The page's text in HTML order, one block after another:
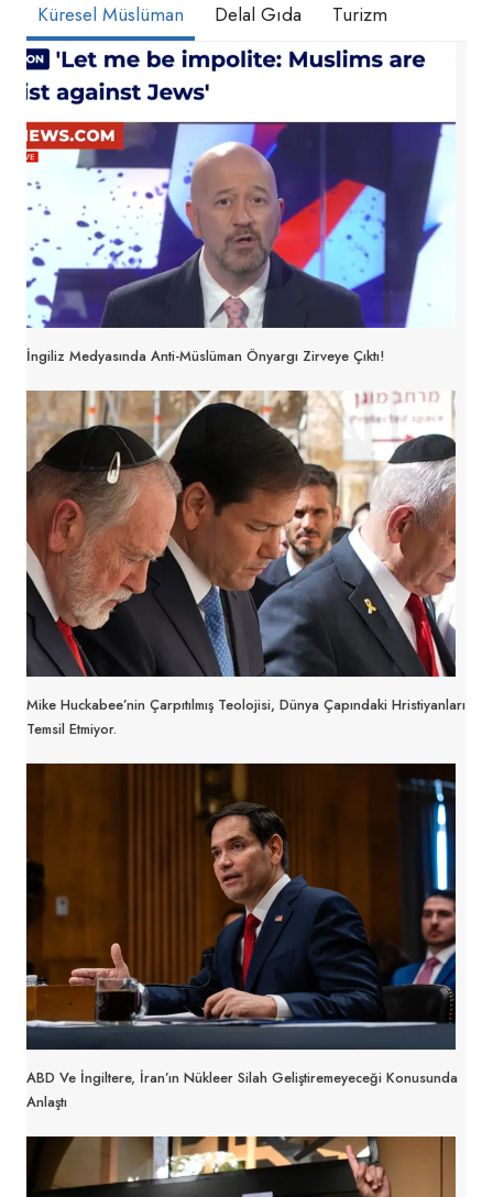
ELE
GEÇIRDI
Küresel Müslüman Delal Gıda Turizm
İngiliz Medyasında Anti-Müslüman Önyargı Zirveye Çıktı!
Mike Huckabee’nin Çarpıtılmış Teolojisi, Dünya Çapındaki Hristiyanları
Temsil Etmiyor.
ABD Ve İngiltere, İran’ın Nükleer Silah Geliştiremeyeceği Konusunda
Anlaştı